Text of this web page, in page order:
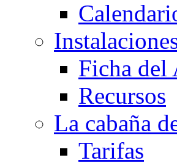
Ficha del
Recursos
La cabaña
Tarifas